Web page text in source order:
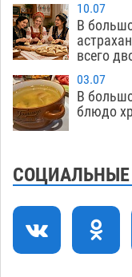
12:49
стартовали
12:16
В
машину
нелегалов
11:08 Как
10.07
В
всего
03.07
В
блюдо
СОЦИАЛЬНЫЕ